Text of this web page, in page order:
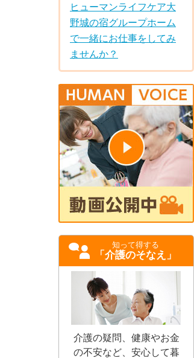
ヒューマンライフケア大
野城の宿グループホーム
で一緒にお仕事をしてみ
ませんか？
知って得する
「介護のそなえ」
介護の疑問、健康やお金
の不安など、安心して暮